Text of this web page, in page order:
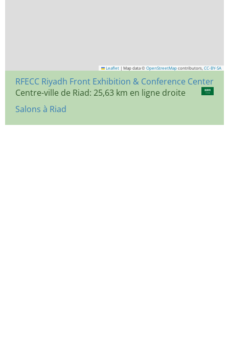
Leaflet | Map data © OpenStreetMap contributors, CC-BY-SA
RFECC Riyadh Front Exhibition & Conference Center
Centre-ville de Riad: 25,63 km en ligne droite
Salons à Riad